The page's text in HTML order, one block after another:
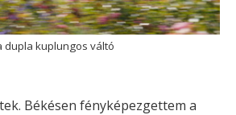
dupla kuplungos váltó
Békésen fényképezgettem a